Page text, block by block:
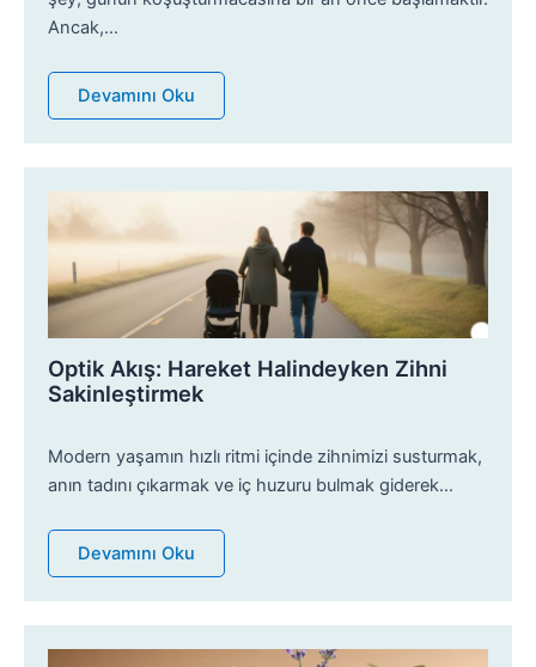
Ancak,…
Devamını Oku
Optik Akış: Hareket Halindeyken Zihni
Sakinleştirmek
Modern yaşamın hızlı ritmi içinde zihnimizi susturmak,
anın tadını çıkarmak ve iç huzuru bulmak giderek…
Devamını Oku